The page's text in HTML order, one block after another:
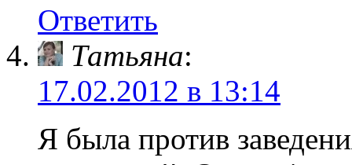
Ответить
Татьяна:
17.02.2012 в 13:14
Я была против